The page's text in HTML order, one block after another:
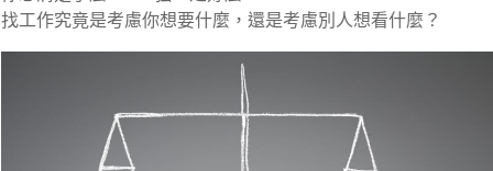
找工作究竟是考慮你想要什麼，還是考慮別人想看什麼？